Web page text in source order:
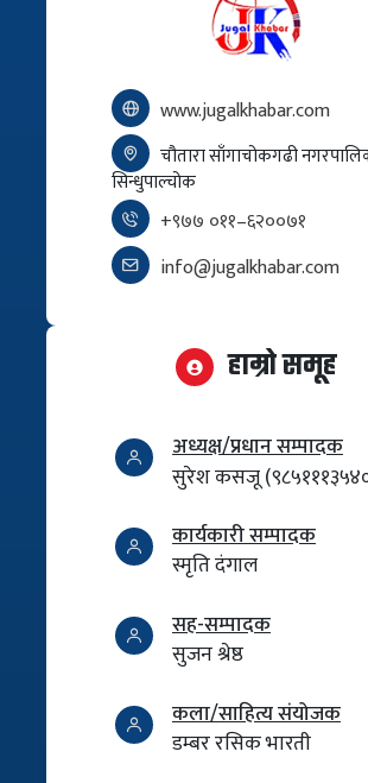
www.jugalkhabar.com
चौतारा साँगाचोकगढी
सिन्धुपाल्चोक
+९७७ ०११–६२००७१
info@jugalkhabar.com
हाम्रो समूह
अध्यक्ष/प्रधान सम्पादक
सुरेश कसजू
कार्यकारी सम्पादक
स्मृति दंगाल
सह-सम्पादक
सुजन श्रेष्ठ
कला/साहित्य संयोजक
डम्बर रसिक भारती